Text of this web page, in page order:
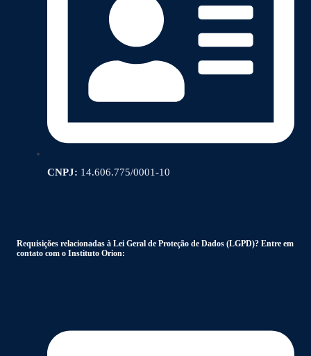
CNPJ: 14.606.775/0001-10
Requisições relacionadas à Lei Geral de Proteção de Dados (LGPD)? Entre em
contato com o Instituto Orion: